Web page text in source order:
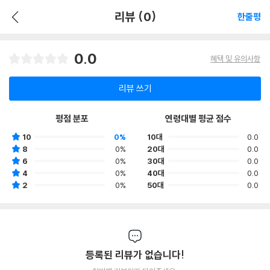
리뷰 (0) 한줄평
0.0 혜택 및 유의사항
리뷰 쓰기
평점 분포
10
0%
8
0%
6
0%
4
0%
2
0%
연령대별 평균 점수
10대
0.0
20대
0.0
30대
0.0
40대
0.0
50대
0.0
등록된 리뷰가 없습니다!